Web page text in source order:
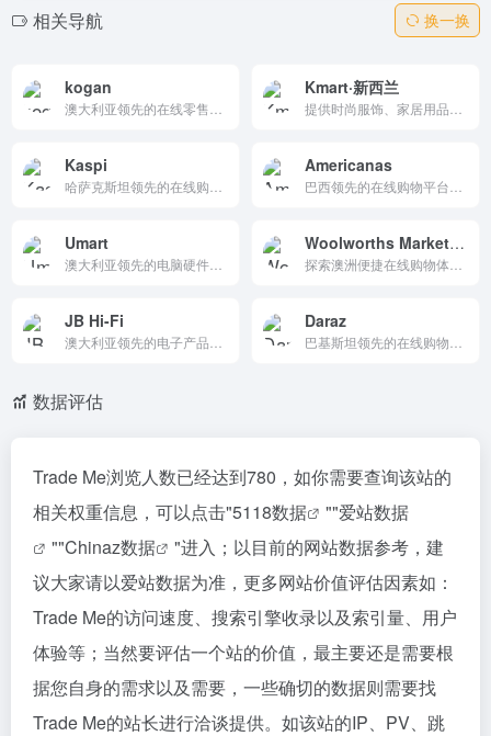
相关导航 换一换
kogan Kmart·新西兰
Kaspi Americanas
Umart Woolworths MarketPlus
JB Hi-Fi Daraz
数据评估
Trade Me浏览人数已经达到780，如你需要查询该站的
相关权重信息，可以点击"5118数据 ""爱站数据
""Chinaz数据
"进入；以目前的网站数据参考，建
议大家请以爱站数据为准，更多网站价值评估因素如：
Trade Me的访问速度、搜索引擎收录以及索引量、用户
体验等；当然要评估一个站的价值，最主要还是需要根
据您自身的需求以及需要，一些确切的数据则需要找
Trade Me的站长进行洽谈提供。如该站的IP、PV、跳